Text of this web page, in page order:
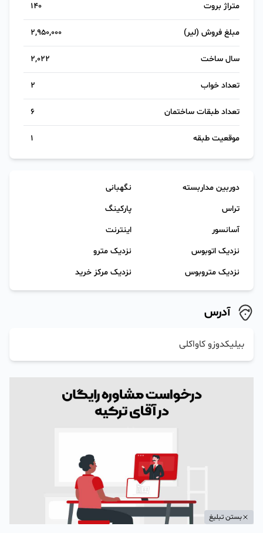
متراژ بروت 140
مبلغ فروش (لیر) 2,950,000
سال ساخت 2,022
تعداد خواب 2
تعداد طبقات ساختمان 6
موقعیت طبقه 1
دوربین مداربسته
نگهبانی
تراس
پارکینگ
آسانسور
اینترنت
نزدیک اتوبوس
نزدیک مترو
نزدیک متروبوس
نزدیک مرکز خرید
آدرس
بیلیکدوزو کاواکلی
بستن تبلیغ